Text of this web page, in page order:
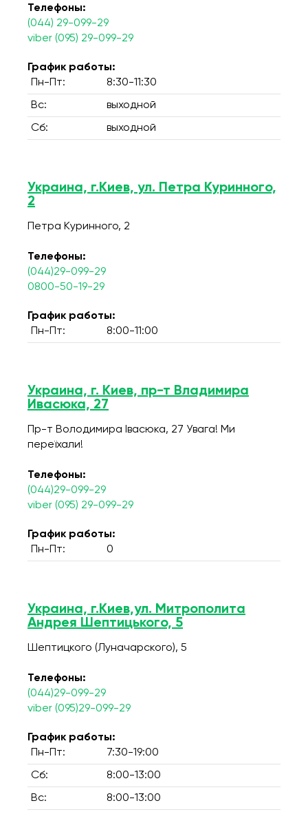
Телефоны:
(044) 29-099-29
viber (095) 29-099-29
График работы:
Пн-Пт:
8:30-11:30
Вс: выходной
Сб: выходной
Украина, г.Киев, ул. Петра Куринного,
2
Петра Куринного, 2
Телефоны:
(044)29-099-29
0800-50-19-29
График работы:
Пн-Пт:
8:00-11:00
Украина, г. Киев, пр-т Владимира
Ивасюка, 27
Пр-т Володимира Івасюка, 27 Увага! Ми
переїхали!
Телефоны:
(044)29-099-29
viber (095) 29-099-29
График работы:
Пн-Пт:
0
Украина, г.Киев,ул. Митрополита
Андрея Шептицького, 5
Шептицкого (Луначарского), 5
Телефоны:
(044)29-099-29
viber (095)29-099-29
График работы:
Пн-Пт:
7:30-19:00
Сб: 8:00-13:00
Вс: 8:00-13:00